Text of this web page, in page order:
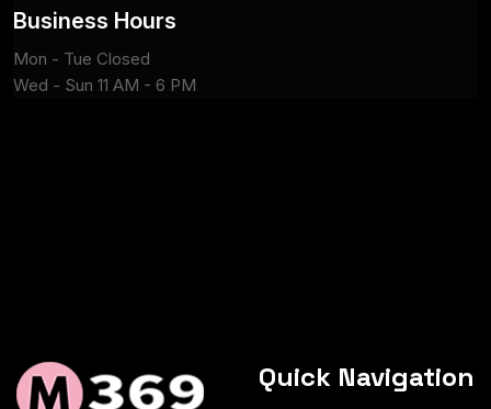
Business Hours
Mon - Tue Closed
Wed - Sun 11 AM - 6 PM
Quick Navigation